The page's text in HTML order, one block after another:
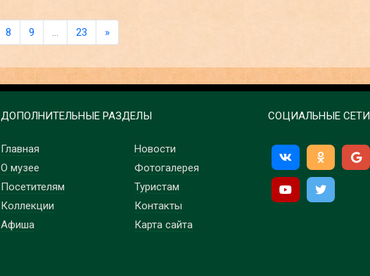
8 9 … 23 »
ДОПОЛНИТЕЛЬНЫЕ РАЗДЕЛЫ
Главная
О музее
Посетителям
Коллекции
Афиша
Новости
Фотогалерея
Туристам
Контакты
Карта сайта
СОЦИАЛЬНЫЕ СЕТИ